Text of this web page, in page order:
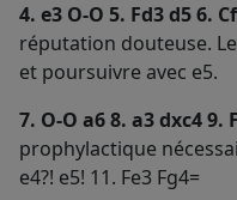
4. e3 O-O 5. Fd3 d5 6.
réputation douteuse.
et poursuivre avec e5.
7. O-O a6 8. a3 dxc4 9.
prophylactique
e4?! e5! 11. Fe3 Fg4=